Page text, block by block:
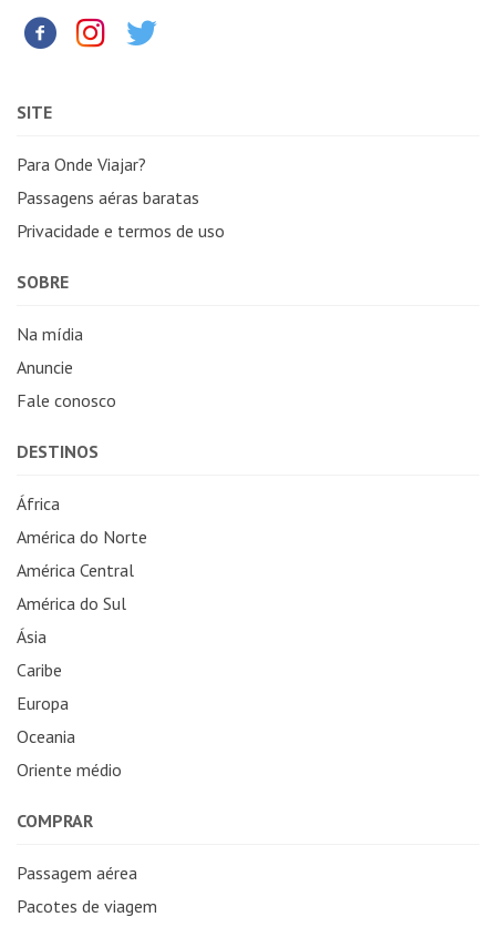
SITE
Para Onde Viajar?
Passagens aéras baratas
Privacidade e termos de uso
SOBRE
Na mídia
Anuncie
Fale conosco
DESTINOS
África
América do Norte
América Central
América do Sul
Ásia
Caribe
Europa
Oceania
Oriente médio
COMPRAR
Passagem aérea
Pacotes de viagem